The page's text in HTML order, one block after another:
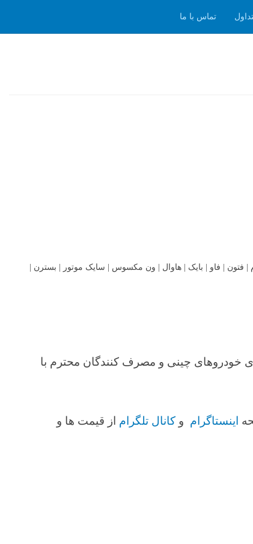
تماس با ما
خودروهای چینی و مصرف کنندگان محترم با
اینستاگرام و کانال تلگرام از قیمت ها و